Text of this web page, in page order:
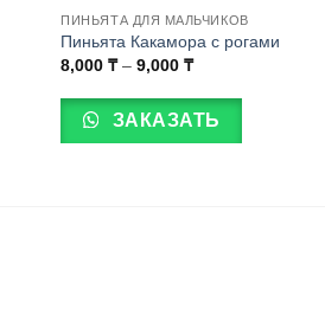
ПИНЬЯТА ДЛЯ МАЛЬЧИКОВ
Пиньята Какамора с рогами
8,000₸ – 9,000₸Диапазон
8,000 ₸
–
9,000 ₸
товар
имеет
ЗАКАЗАТЬ